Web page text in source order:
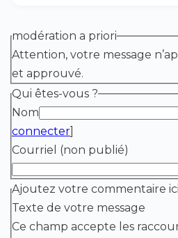
modération a priori
Attention, votre message
et approuvé.
Qui êtes-vous ?
Nom
connecter]
Courriel (non publié)
Ajoutez votre commentaire ici
Texte de votre message
Ce champ accepte les